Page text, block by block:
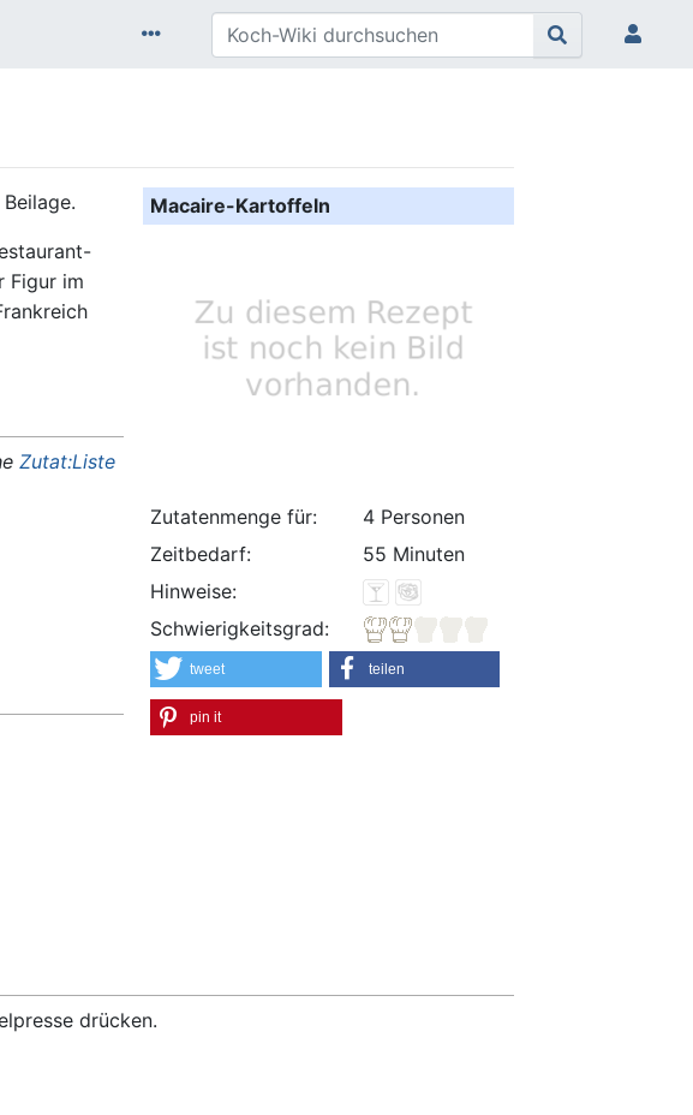
Macaire-Kartoffeln
Zutatenmenge für:
4 Personen
Zeitbedarf:
55 Minuten
Hinweise:
Schwierigkeitsgrad:
tweet teilen
pin it
Figur im
Zutat:Liste
drücken.